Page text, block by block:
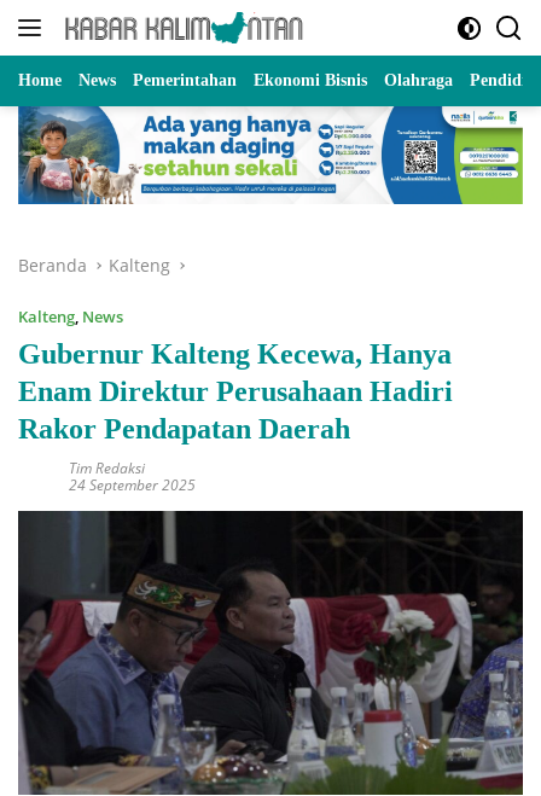
Langsung
Home News Pemerintahan Ekonomi Bisnis Olahraga
Beranda Kalteng
Kalteng, News
Gubernur Kalteng Kecewa, Hanya
Enam Direktur Perusahaan Hadiri
Rakor Pendapatan Daerah
Tim Redaksi
24 September 2025